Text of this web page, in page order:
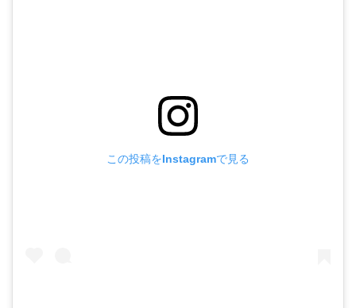
この投稿をInstagramで見る